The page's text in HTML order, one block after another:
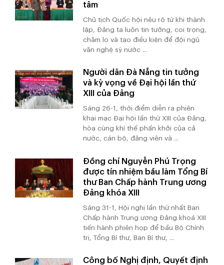
tâm
Chủ tịch Quốc hội nêu rõ từ khi thành
lập, Đảng ta luôn tin tưởng, coi trọng,
chăm lo và tạo điều kiện để đội ngũ
văn nghệ sỹ nước ...
Người dân Đà Nẵng tin tưởng
và kỳ vọng về Đại hội lần thứ
XIII của Đảng
Sáng 26-1, thời điểm diễn ra phiên
khai mạc Đại hội lần thứ XIII của Đảng,
hòa cùng khí thế phấn khởi của cả
nước, cán bộ, đảng viên và ...
Đồng chí Nguyễn Phú Trọng
được tín nhiệm bầu làm Tổng Bí
thư Ban Chấp hành Trung ương
Đảng khóa XIII
Sáng 31-1, Hội nghị lần thứ nhất Ban
Chấp hành Trung ương Đảng khoá XIII
tiến hành phiên họp để bầu Bộ Chính
trị, Tổng Bí thư, Ban Bí thư, ...
Công bố Nghị định, Quyết định